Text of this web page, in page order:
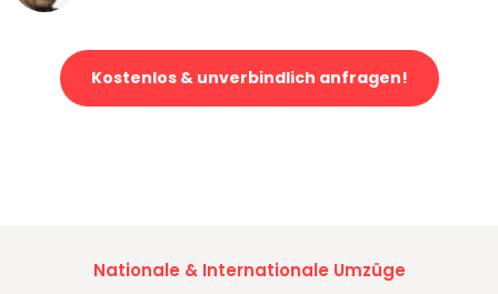
Kostenlos & unverbindlich anfragen!
Nationale & Internationale Umzüge